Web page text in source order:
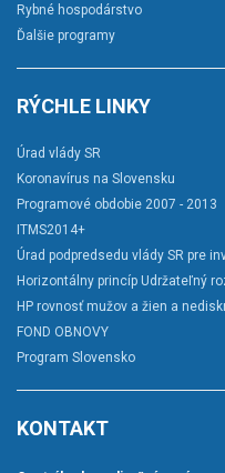
Rybné hospodárstvo
Ďalšie programy
RÝCHLE LINKY
Úrad vlády SR
Koronavírus na Slovensku
Programové obdobie 2007 - 2013
ITMS2014+
Úrad podpredsedu vlády SR pre
Horizontálny princíp Udržateľný
HP rovnosť mužov a žien a
FOND OBNOVY
Program Slovensko
KONTAKT